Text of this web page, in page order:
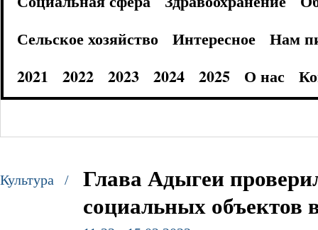
Сельское хозяйство
Интересное
Нам
2021
2022 2023 2024 2025 О нас
Культура /
Глава Адыгеи
социальных объектов